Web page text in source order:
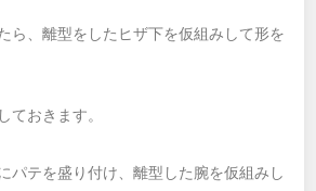
ら、離型をしたヒザ下を仮組みして形を
ておきます。
パテを盛り付け、離型した腕を仮組みし